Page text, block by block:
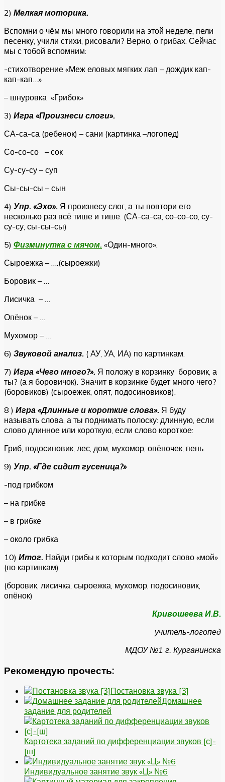
2) Мелкая моторика.
Вспомни о чём мы много говорили на этой неделе, пели
песенку, учили стихи, рисовали? Верно, о грибах. Сейчас
мы с тобой вспомним:
-стихотворение «Меж еловых мягких лап – дождик кап-
кап-кап…»
– шнуровка «Грибок»
3) Игра «Произнеси слоги».
СА-са-са (ребенок) – сани (картинка –логопед)
Со-со-со – сок
Су-су-су – суп
Сы-сы-сы – сын
4) Упр. «Эхо». Я произнесу слог, а ты повтори его
несколько раз всё тише и тише. (СА-са-са, со-со-со, су-
су-су, сы-сы-сы)
5) Физминутка с мячом. «Один-много».
Сыроежка – ….(сыроежки)
Боровик – …
Лисичка – …
Опёнок – …
Мухомор – …
6) Звуковой анализ. ( АУ, УА, ИА) по картинкам.
7) Игра «Чего много?». Я положу в корзинку боровик, а
ты? (а я боровичок). Значит в корзинке будет много чего?
(боровиков) (сыроежек, опят, подосиновиков).
8 ) Игра «Длинные и короткие слова». Я буду
называть слова, а ты поднимать полоску: длинную, если
слово длинное или короткую, если слово короткое:
Гриб, подосиновик, лес, дом, мухомор, опёночек, пень.
9) Упр. «Где сидит гусеница?»
-под грибком
– на грибке
– в грибке
– около грибка
10) Итог. Найди грибы к которым подходит слово «мой»
(по картинкам)
(боровик, лисичка, сыроежка, мухомор, подосиновик,
опёнок)
Кривошеева И.В.
учитель-логопед
МДОУ №1 г. Курганинска
Рекомендую прочесть:
Постановка звука [З]
Домашнее
задание для родителей
Картотека заданий по дифференциации звуков [с]-
[ш]
Индивидуальное занятие звук «Ц» №6